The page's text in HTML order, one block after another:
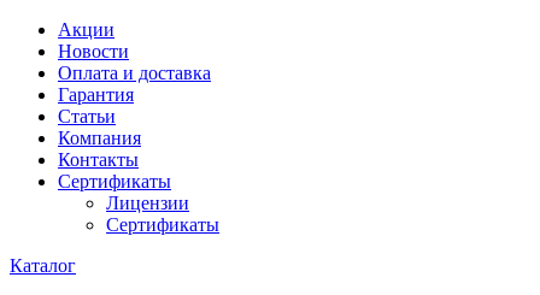
Акции
Новости
Оплата и доставка
Гарантия
Статьи
Компания
Контакты
Сертификаты
Лицензии
Сертификаты
Каталог